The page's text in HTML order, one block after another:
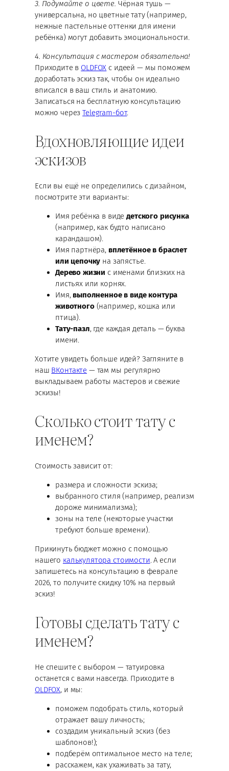
3. Подумайте о цвете. Чёрная тушь —
универсальна, но цветные тату (например,
нежные пастельные оттенки для имени
ребёнка) могут добавить эмоциональности.
4. Консультация с мастером обязательна!
Приходите в OLDFOX с идеей — мы поможем
доработать эскиз так, чтобы он идеально
вписался в ваш стиль и анатомию.
Записаться на бесплатную консультацию
можно черезTelegram-бот.
Вдохновляющие идеи
эскизов
Если вы ещё не определились с дизайном,
посмотрите эти варианты:
Имя ребёнка в видедетского рисунка
(например, как будто написано
карандашом).
Имя партнёра, вплетённое в браслет
или цепочку на запястье.
Дерево жизни с именами близких на
листьях или корнях.
Имя, выполненное в виде контура
животного(например, кошка или
птица).
Тату-пазл, где каждая деталь — буква
имени.
Хотите увидеть больше идей? Загляните в
наш ВКонтакте — там мы регулярно
выкладываем работы мастеров и свежие
эскизы!
Сколько стоит тату с
именем?
Стоимость зависит от:
размера и сложности эскиза;
выбранного стиля (например, реализм
дороже минимализма);
зоны на теле (некоторые участки
требуют больше времени).
Прикинуть бюджет можно с помощью
нашего калькулятора стоимости. А если
запишетесь на консультацию в феврале
2026, то получите скидку 10% на первый
эскиз!
Готовы сделать тату с
именем?
Не спешите с выбором — татуировка
останется с вами навсегда. Приходите в
OLDFOX, и мы:
поможем подобрать стиль, который
отражает вашу личность;
создадим уникальный эскиз (без
шаблонов!);
подберём оптимальное место на теле;
расскажем, как ухаживать за тату,